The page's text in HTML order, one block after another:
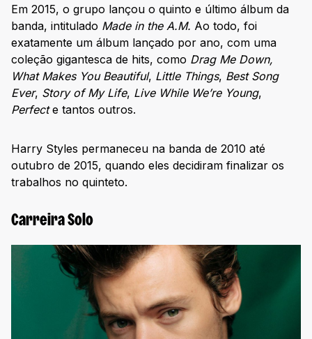
Em 2015, o grupo lançou o quinto e último álbum da
banda, intitulado Made in the A.M. Ao todo, foi
exatamente um álbum lançado por ano, com uma
coleção gigantesca de hits, como Drag Me Down,
What Makes You Beautiful, Little Things, Best Song
Ever, Story of My Life, Live While We’re Young,
Perfecte tantos outros.
Harry Styles permaneceu na banda de 2010 até
outubro de 2015, quando eles decidiram finalizar os
trabalhos no quinteto.
Carreira Solo